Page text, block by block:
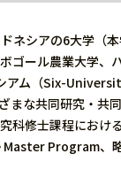
ネシアの6大学（
ゴール農業大学、
アム（Six-
まな共同研究・共
科修士課程におけ
Program、